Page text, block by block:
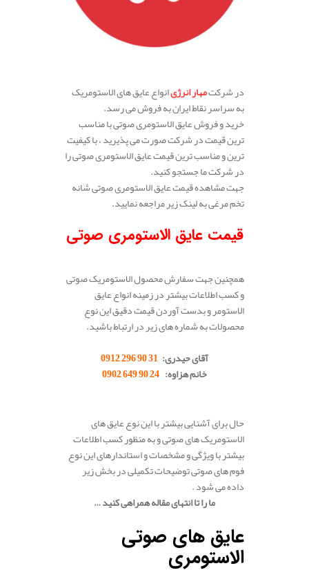
در شرکتمهار انرژیانواع عایق های الاستومریک
به سراسر نقاط ایران به فروش می رسد.
خرید و فروش عایق الاستومری صوتی با مناسب
ترین قیمت در شرکت صورت می پذیرید ، با کیفیت
ترین و مناسب ترین قیمت عایق الاستومری صوتی را
در شرکت ما جستجو کنید.
جهت مشاهده قیمت عایق الاستومری صوتی شانه
تخم مرغی به لینک زیر مراجعه نمایید.
قیمت عایق الاستومری صوتی
همچنین جهت سفارش محصول الاستومریک صوتی
و کسب اطلاعات بیشتر در زمینه انواع عایق
الاستومر و بدست آوردن قیمت دقیق این نوع
محصولات به شماره های زیر در ارتباط باشید.
آقای حیدری: 31 90 296 0912
خانم هزاوه: 24 90 649 0902
حال برای آشنایی بیشتر با این نوع عایق های
الاستومریک های صوتی و به منظور کسب اطلاعات
بیشتر با ویژگی و مشخصات و استاندارهای این نوع
فوم های صوتی توضیحات تکمیلی در بخش زیر
داده می شود .
ما را تا انتهای مقاله همراهی کنید …
عایق های صوتی
الاستومری